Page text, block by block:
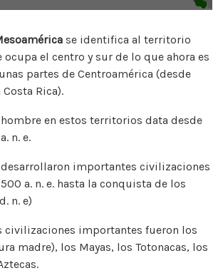
se identifica al territorio
el centro y sur de lo que ahora es
partes de Centroamérica (desde
Rica).
en estos territorios data desde
n. e.
importantes civilizaciones
a. n. e. hasta la conquista de los
n. e)
civilizaciones importantes fueron los
madre), los Mayas, los Totonacas, los